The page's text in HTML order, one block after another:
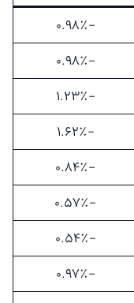
-۰.۹۸٪
-۰.۹۸٪
-۱.۲۳٪
-۱.۶۲٪
-۰.۸۴٪
-۰.۵۷٪
-۰.۵۴٪
-۰.۹۷٪